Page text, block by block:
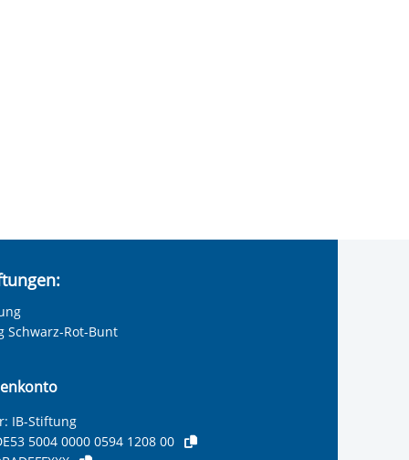
Schwarz-Rot-Bunt
IB-Stiftung
5004 0000 0594 1208 00